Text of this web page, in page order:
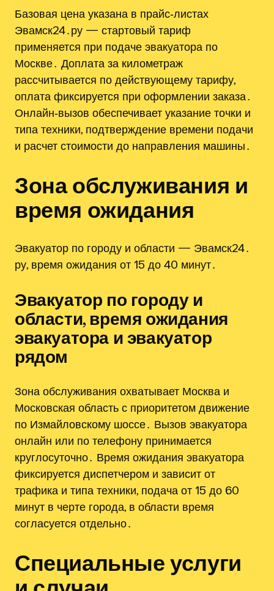
Базовая цена указана в прайс‑листах
Эвамск24․ру — стартовый тариф
применяется при подаче эвакуатора по
Москве․ Доплата за километраж
рассчитывается по действующему тарифу,
оплата фиксируется при оформлении заказа․
Онлайн‑вызов обеспечивает указание точки и
типа техники, подтверждение времени подачи
и расчет стоимости до направления машины․
Зона обслуживания и
время ожидания
Эвакуатор по городу и области — Эвамск24․
ру, время ожидания от 15 до 40 минут․
Эвакуатор по городу и
области, время ожидания
эвакуатора и эвакуатор
рядом
Зона обслуживания охватывает Москва и
Московская область с приоритетом движение
по Измайловскому шоссе․ Вызов эвакуатора
онлайн или по телефону принимается
круглосуточно․ Время ожидания эвакуатора
фиксируется диспетчером и зависит от
трафика и типа техники, подача от 15 до 60
минут в черте города, в области время
согласуется отдельно․
Специальные услуги